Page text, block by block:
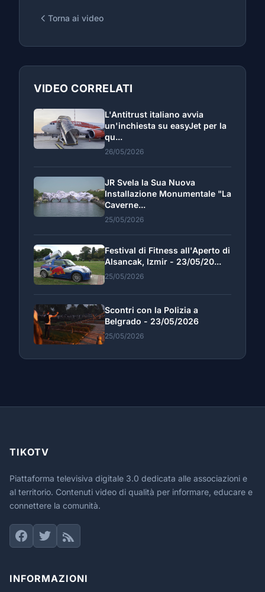
Torna ai video
VIDEO CORRELATI
L'Antitrust italiano avvia
un'inchiesta su easyJet per la
qu...
26/05/2026
JR Svela la Sua Nuova
Installazione Monumentale "La
Caverne...
25/05/2026
Festival di Fitness all'Aperto di
Alsancak, Izmir - 23/05/20...
25/05/2026
Scontri con la Polizia a
Belgrado - 23/05/2026
25/05/2026
TIKOTV
Piattaforma televisiva digitale 3.0 dedicata alle associazioni e
al territorio. Contenuti video di qualità per informare, educare e
connettere la comunità.
INFORMAZIONI